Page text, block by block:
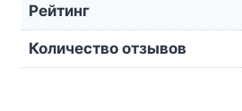
Рейтинг
Количество отзывов